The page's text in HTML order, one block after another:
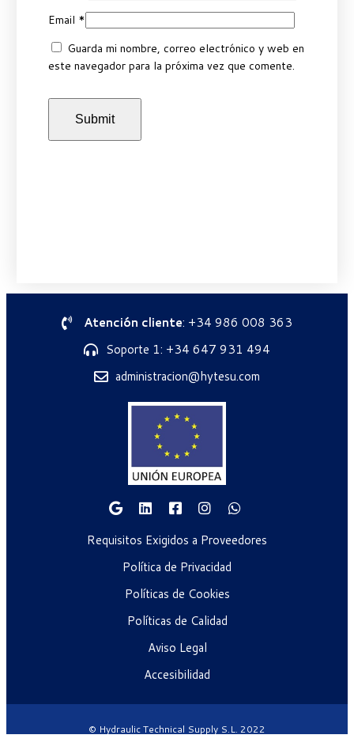
Email *
Guarda mi nombre, correo electrónico y web en
este navegador para la próxima vez que comente.
Atención cliente: +34 986 008 363
Soporte 1: +34 647 931 494
administracion@hytesu.com
Requisitos Exigidos a Proveedores
Política de Privacidad
Políticas de Cookies
Políticas de Calidad
Aviso Legal
Accesibilidad
© Hydraulic Technical Supply S.L. 2022